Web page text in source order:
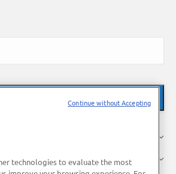
technologies to evaluate the most
Continue without Accepting